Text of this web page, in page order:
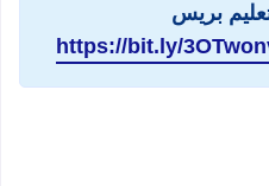
بريس
https://bit.ly/